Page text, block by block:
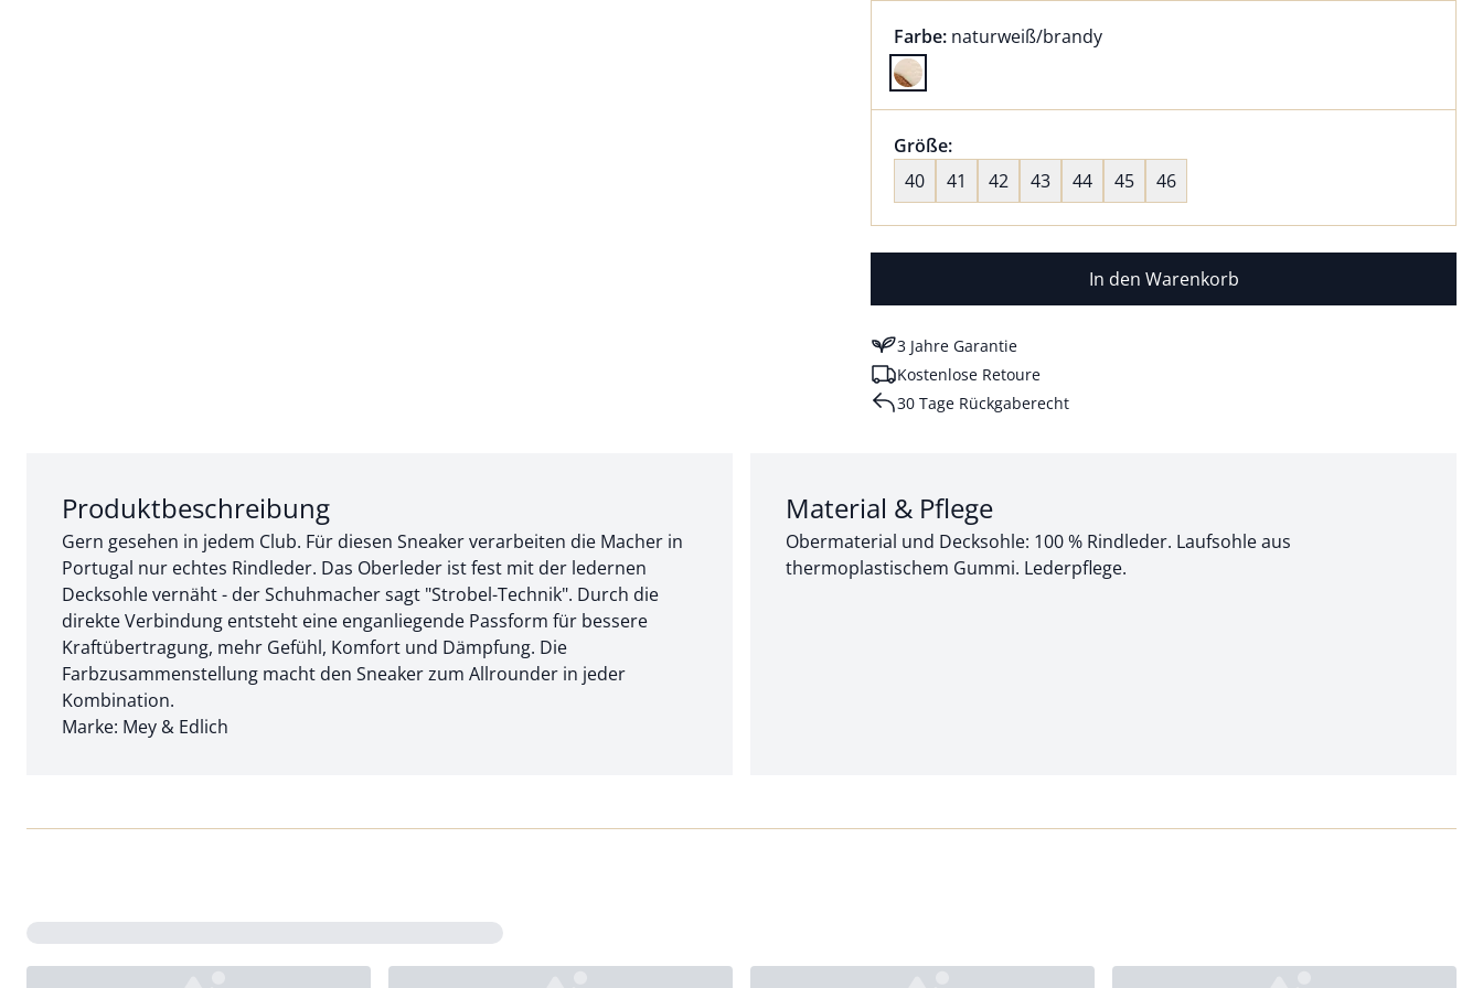
Farbauswahl:
Farbe: aktuell ausgewählt:
naturweiß/brandy
Farbe naturweiß/brandy ausgewählt
Größenauswahl:
Größe:nichts ausgewählt
40
41 42 43 44 45 46
In den Warenkorb
3 Jahre Garantie
Kostenlose Retoure
30 Tage Rückgaberecht
Abschnitt 1 von 2:
Produktbeschreibung
Gern gesehen in jedem Club. Für diesen Sneaker verarbeiten die Macher in
Portugal nur echtes Rindleder. Das Oberleder ist fest mit der ledernen
Decksohle vernäht - der Schuhmacher sagt "Strobel-Technik". Durch die
direkte Verbindung entsteht eine enganliegende Passform für bessere
Kraftübertragung, mehr Gefühl, Komfort und Dämpfung. Die
Farbzusammenstellung macht den Sneaker zum Allrounder in jeder
Kombination.
Marke: Mey & Edlich
Abschnitt 2 von 2:
Material & Pflege
Obermaterial und Decksohle: 100 % Rindleder. Laufsohle aus
thermoplastischem Gummi. Lederpflege.